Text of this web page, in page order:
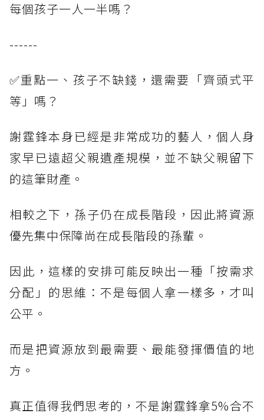
每個孩子一人一半嗎？
------
✅重點一、孩子不缺錢，還需要「齊頭式平
等」嗎？
謝霆鋒本身已經是非常成功的藝人，個人身
家早已遠超父親遺產規模，並不缺父親留下
的這筆財產。
相較之下，孫子仍在成長階段，因此將資源
優先集中保障尚在成長階段的孫輩。
因此，這樣的安排可能反映出一種「按需求
分配」的思維：不是每個人拿一樣多，才叫
公平。
而是把資源放到最需要、最能發揮價值的地
方。
真正值得我們思考的，不是謝霆鋒拿5%合不